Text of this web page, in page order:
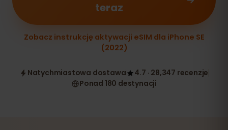
teraz
Zobacz instrukcję aktywacji eSIM dla iPhone SE
(2022)
Natychmiastowa dostawa
4.7 · 28,347 recenzje
Ponad 180 destynacji